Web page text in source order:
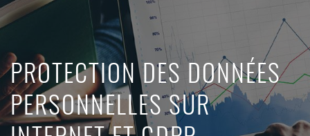
PROTECTION DES DONNÉES
PERSONNELLES SUR